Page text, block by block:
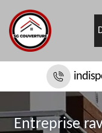
Entreprise